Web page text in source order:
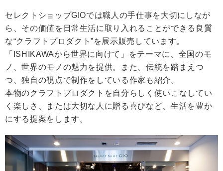
セレクトショップGIOでは職人の手仕事を大切にしなが
ら、その価値を日常生活に取り入れることができる良質
な“クラフトプロダクト”を展示販売しています。
「ISHIKAWAから世界に向けて」をテーマに、全国のモ
ノ、世界のモノの魅力を提供。また、伝統を踏まえつ
つ、独自の視点で制作をしている作家も紹介。
本物のクラフトプロダクトを自分らしく使いこなしてい
く楽しさ、または大切な人に贈る喜びなど、生活を豊か
にする提案をします。